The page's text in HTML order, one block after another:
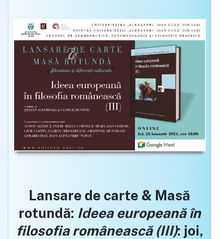
Lansare de carte & Masă
rotundă: Ideea europeană în
filosofia românească (III): joi,